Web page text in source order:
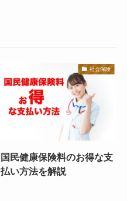
社会保険
国民健康保険料のお得な支
払い方法を解説